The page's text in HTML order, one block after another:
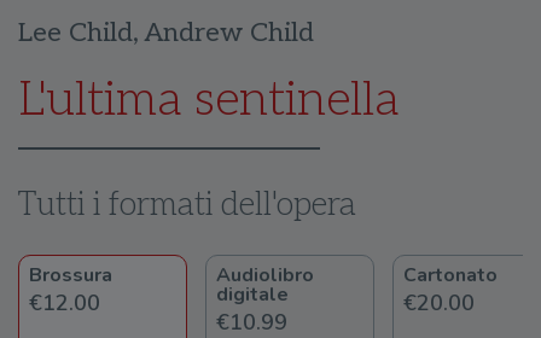
Lee Child,Andrew Child
L'ultima sentinella
Tutti i formati dell'opera
Brossura
€12.00
Audiolibro
digitale
€10.99
Cartonato
€20.00